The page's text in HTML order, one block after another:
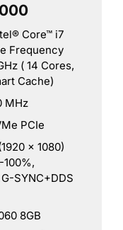
Core™ i7
Frequency
( 14 Cores,
Cache)
MHz
PCIe
x 1080)
100%,
SYNC+DDS
8GB